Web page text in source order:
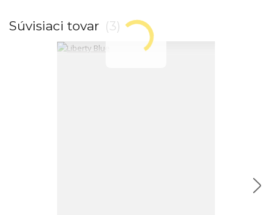
Súvisiaci tovar 3